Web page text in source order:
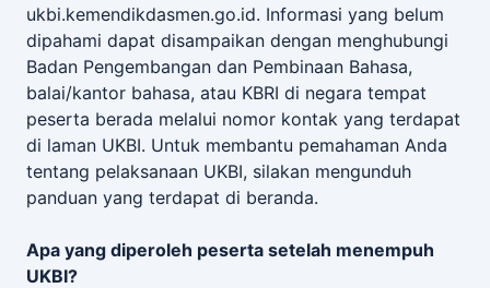
ukbi.kemendikdasmen.go.id. Informasi yang belum
dipahami dapat disampaikan dengan menghubungi
Badan Pengembangan dan Pembinaan Bahasa,
balai/kantor bahasa, atau KBRI di negara tempat
peserta berada melalui nomor kontak yang terdapat
di laman UKBI. Untuk membantu pemahaman Anda
tentang pelaksanaan UKBI, silakan mengunduh
panduan yang terdapat di beranda.
Apa yang diperoleh peserta setelah menempuh
UKBI?